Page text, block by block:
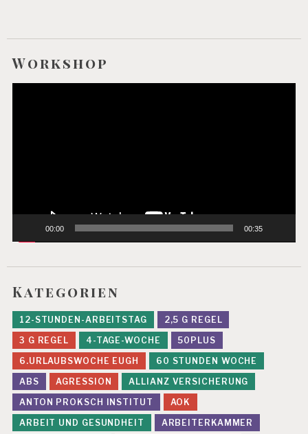
Workshop
00:00 00:35
Kategorien
12-STUNDEN-ARBEITSTAG
2,5 G REGEL
3 G REGEL
4-TAGE-WOCHE
50PLUS
6.URLAUBSWOCHE EUGH
60 STUNDEN WOCHE
ABS
AGRESSION
ALLIANZ VERSICHERUNG
ANTON PROKSCH INSTITUT
AOK
ARBEIT UND GESUNDHEIT
ARBEITERKAMMER